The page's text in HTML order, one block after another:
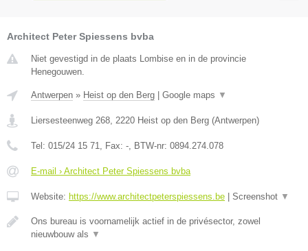
Architect Peter Spiessens bvba
Niet gevestigd in de plaats Lombise en in de provincie
Henegouwen.
Antwerpen » Heist op den Berg | Google maps ▼
Liersesteenweg 268 2220 Heist op den Berg (Antwerpen)
Tel: 015/24 15 71 , Fax: - , BTW-nr: 0894.274.078
E-mail › Architect Peter Spiessens bvba
Website: https://www.architectpeterspiessens.be | Screenshot ▼
Ons bureau is voornamelijk actief in de privésector, zowel
nieuwbouw als ▼